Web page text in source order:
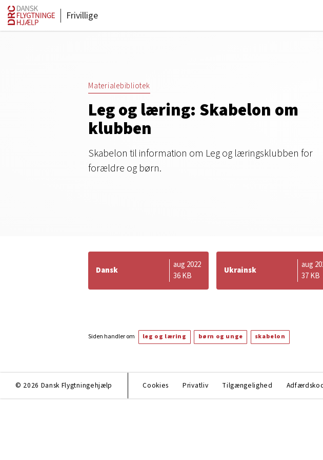
Frivillige
Materialebibliotek
Leg og læring: Skabelon om
klubben
Skabelon til information om Leg og læringsklubben for
forældre og børn.
Dansk
aug 2022
36 KB
Ukrainsk
aug
37 KB
Siden handler om leg og læring børn og unge skabelon
© 2026 Dansk Flygtningehjælp Cookies Privatliv Tilgængelighed